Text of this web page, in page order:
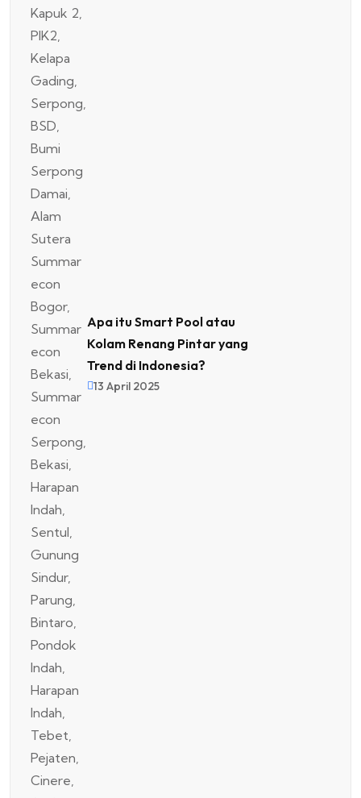
Apa itu Smart Pool atau
Kolam Renang Pintar yang
Trend di Indonesia?
13 April 2025